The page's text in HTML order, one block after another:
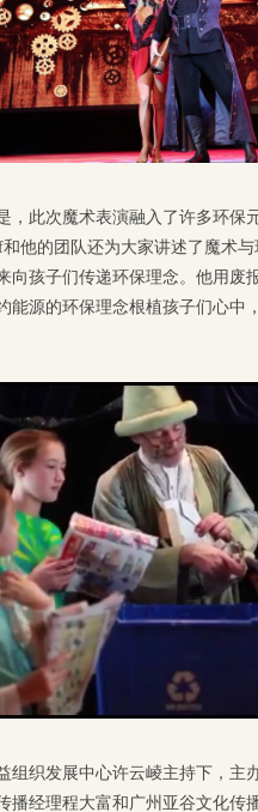
，此次魔术表演融入了许多环保
他的团队还为大家讲述了魔术
向孩子们传递环保理念。他用废
能源的环保理念根植孩子们心中
组织发展中心许云崚主持下，主
播经理程大富和广州亚谷文化传